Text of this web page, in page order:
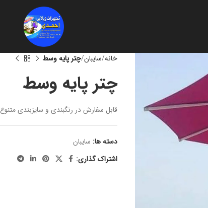
خانه سایبان چتر پایه وسط
چتر پایه وسط
قابل سفارش در رنگبندی و سایزبندی متنوع
دسته ها: سایبان
اشتراک گذاری: